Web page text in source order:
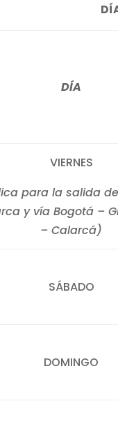
DÍA
VIERNES
para la salida
y vía Bogotá –
– Calarcá)
SÁBADO
DOMINGO